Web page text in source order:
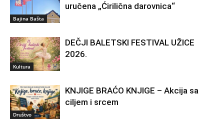
Bajina Bašta
uručena „Ćirilična darovnica“
Kultura
DEČJI BALETSKI FESTIVAL UŽICE
2026.
Društvo
KNJIGE BRAĆO KNJIGE – Akcija sa
ciljem i srcem